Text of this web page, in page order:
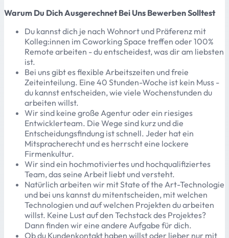
Warum Du Dich Ausgerechnet Bei Uns Bewerben Solltest
Du kannst dich je nach Wohnort und Präferenz mit
Kolleg:innen im Coworking Space treffen oder 100%
Remote arbeiten - du entscheidest, was dir am liebsten
ist.
Bei uns gibt es flexible Arbeitszeiten und freie
Zeiteinteilung. Eine 40 Stunden-Woche ist kein Muss -
du kannst entscheiden, wie viele Wochenstunden du
arbeiten willst.
Wir sind keine große Agentur oder ein riesiges
Entwicklerteam. Die Wege sind kurz und die
Entscheidungsfindung ist schnell. Jeder hat ein
Mitspracherecht und es herrscht eine lockere
Firmenkultur.
Wir sind ein hochmotiviertes und hochqualifiziertes
Team, das seine Arbeit liebt und versteht.
Natürlich arbeiten wir mit State of the Art-Technologie
und bei uns kannst du mitentscheiden, mit welchen
Technologien und auf welchen Projekten du arbeiten
willst. Keine Lust auf den Techstack des Projektes?
Dann finden wir eine andere Aufgabe für dich.
Ob du Kundenkontakt haben willst oder lieber nur mit